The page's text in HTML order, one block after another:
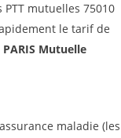
mutuelles 75010
le tarif de
PARIS Mutuelle
maladie (les